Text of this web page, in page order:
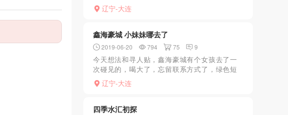
年认识的，熟悉之后，基本就是全裸AM了，但
是一直没有真上。上个月正好跟朋友喝了点，
辽宁-大连
鑫海豪城 小妹妹哪去了
2019-06-20 794 75 9
今天想法和寻人贴，鑫海豪城有个女孩去了一
次碰见的，喝大了，忘留联系方式了，绿色短
头发，花臂纹身，挺瘦的一个小姑娘，在鑫海
豪城，有LY知道吗
辽宁-大连
四季水汇初探